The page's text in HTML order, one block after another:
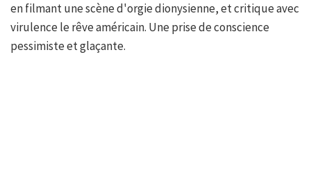
en filmant une scène d'orgie dionysienne, et critique avec
virulence le rêve américain. Une prise de conscience
pessimiste et glaçante.